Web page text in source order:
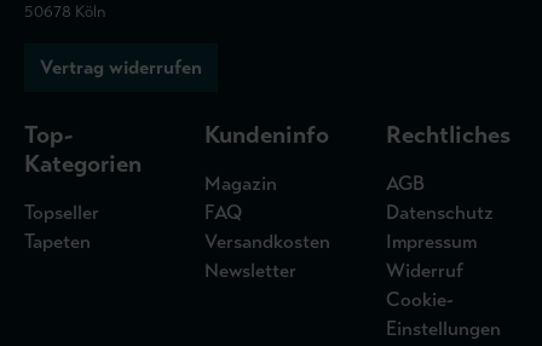
50678 Köln
Vertrag widerrufen
Top-
Kategorien
Topseller
Tapeten
Kundeninfo
Magazin
FAQ
Versandkosten
Newsletter
Rechtliches
AGB
Datenschutz
Impressum
Widerruf
Cookie-
Einstellungen